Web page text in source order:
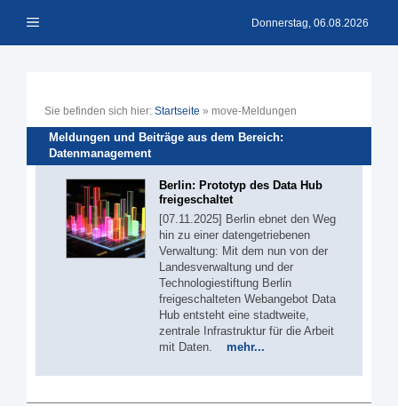
Inhalt Menü Donnerstag, 06.08.2026
Sie befinden sich hier: Startseite » move-Meldungen
Meldungen und Beiträge aus dem Bereich:
Datenmanagement
Berlin: Prototyp des Data Hub
freigeschaltet
[07.11.2025] Berlin ebnet den Weg
hin zu einer datengetriebenen
Verwaltung: Mit dem nun von der
Landesverwaltung und der
Technologiestiftung Berlin
freigeschalteten Webangebot Data
Hub entsteht eine stadtweite,
zentrale Infrastruktur für die Arbeit
mit Daten. mehr...